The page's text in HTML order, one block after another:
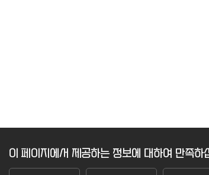
이 페이지에서 제공하는 정보에 대하여 만족하